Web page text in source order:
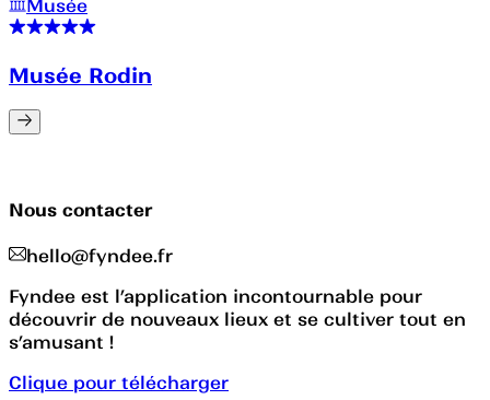
Musée
Musée Rodin
Nous contacter
hello@fyndee.fr
Fyndee est l’application incontournable pour
découvrir de nouveaux lieux et se cultiver tout en
s’amusant !
Clique pour télécharger